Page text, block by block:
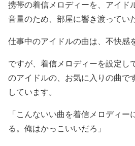
携帯の着信メロディーを、アイド
音量のため、部屋に響き渡ってい
仕事中のアイドルの曲は、不快感
ですが、着信メロディーを設定し
のアイドルの、お気に入りの曲で
しています。
「こんないい曲を着信メロディー
る。俺はかっこいいだろ」